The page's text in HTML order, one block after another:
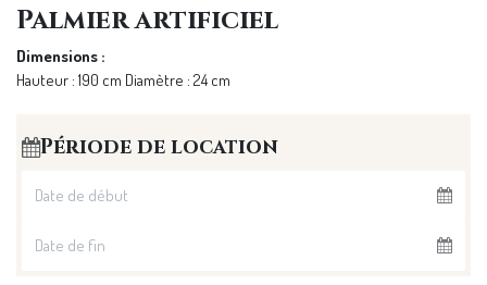
Palmier artificiel
Dimensions :
Hauteur : 190 cm Diamètre : 24 cm
Période de location